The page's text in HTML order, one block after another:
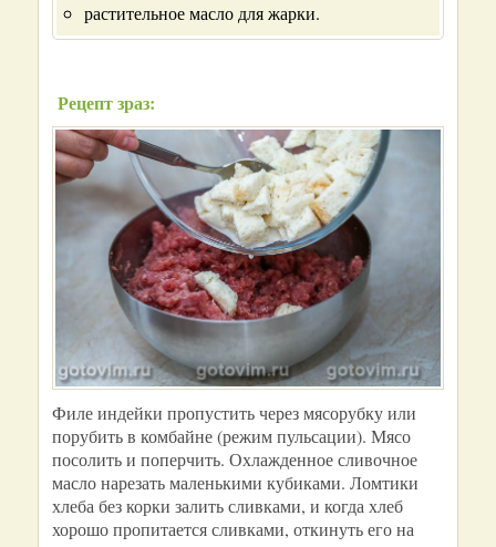
растительное масло для жарки.
Рецепт зраз:
Филе индейки пропустить через мясорубку или
порубить в комбайне (режим пульсации). Мясо
посолить и поперчить. Охлажденное сливочное
масло нарезать маленькими кубиками. Ломтики
хлеба без корки залить сливками, и когда хлеб
хорошо пропитается сливками, откинуть его на